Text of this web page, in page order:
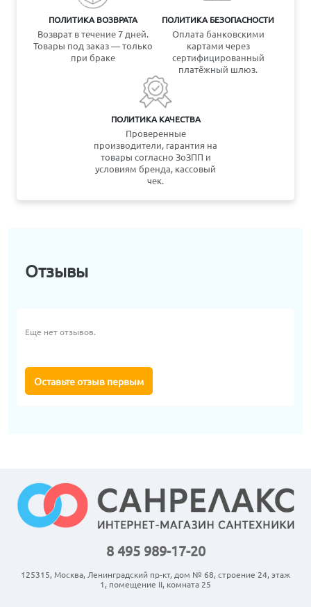
ПОЛИТИКА ВОЗВРАТА
Возврат в течение 7 дней.
Товары под заказ — только
при браке
ПОЛИТИКА БЕЗОПАСНОСТИ
Оплата банковскими
картами через
сертифицированный
платёжный шлюз.
ПОЛИТИКА КАЧЕСТВА
Проверенные
производители, гарантия на
товары согласно ЗоЗПП и
условиям бренда, кассовый
чек.
Отзывы
Еще нет отзывов.
Оставьте отзыв первым
8 495 989-17-20
125315, Москва, Ленинградский пр-кт, дом № 68, строение 24, этаж
1, помещение II, комната 25